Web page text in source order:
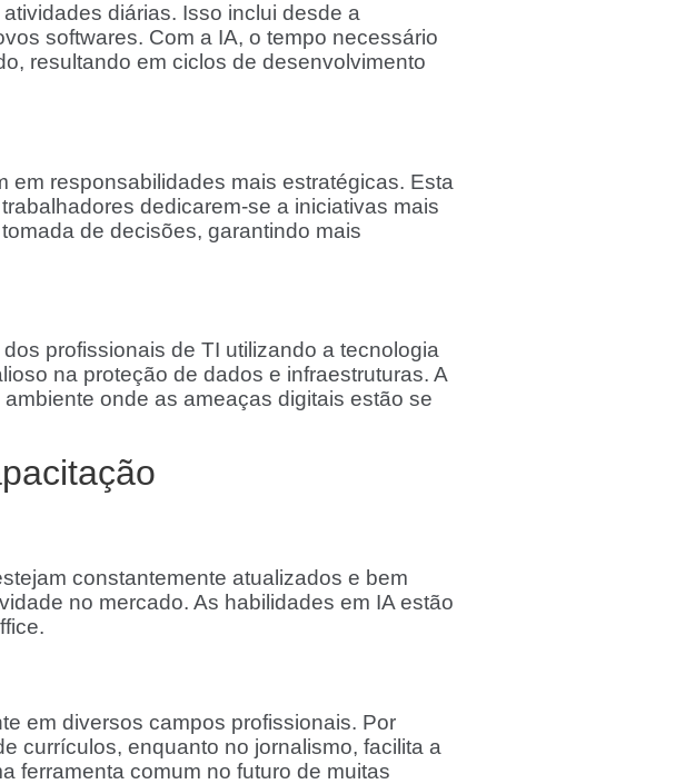
diárias. Isso inclui desde a
softwares. Com a IA, o tempo necessário
resultando em ciclos de desenvolvimento
em responsabilidades mais estratégicas. Esta
dedicarem-se a iniciativas mais
de decisões, garantindo mais
profissionais de TI utilizando a tecnologia
na proteção de dados e infraestruturas. A
onde as ameaças digitais estão se
constantemente atualizados e bem
no mercado. As habilidades em IA estão
em diversos campos profissionais. Por
currículos, enquanto no jornalismo, facilita a
ferramenta comum no futuro de muitas